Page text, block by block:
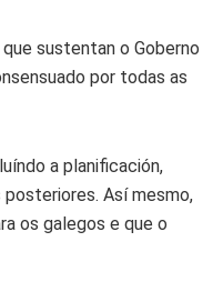
sustentan o Goberno
por todas as
a planificación,
Así mesmo,
os galegos e que o